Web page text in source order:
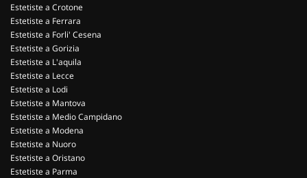
Estetiste a Crotone
Estetiste a Ferrara
Estetiste a Forli' Cesena
Estetiste a Gorizia
Estetiste a L'aquila
Estetiste a Lecce
Estetiste a Lodi
Estetiste a Mantova
Estetiste a Medio Campidano
Estetiste a Modena
Estetiste a Nuoro
Estetiste a Oristano
Estetiste a Parma